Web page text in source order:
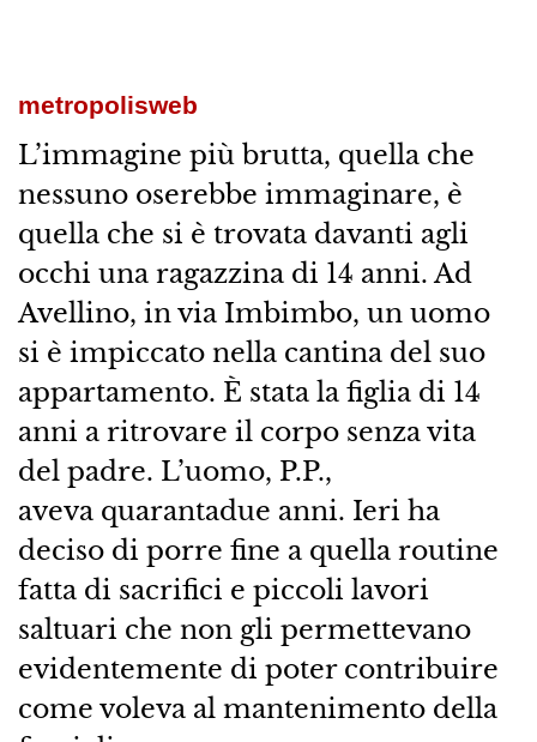
metropolisweb
L’immagine più brutta, quella che
nessuno oserebbe immaginare, è
quella che si è trovata davanti agli
occhi una ragazzina di 14 anni. Ad
Avellino, in via Imbimbo, un uomo
si è impiccato nella cantina del suo
appartamento. È stata la figlia di 14
anni a ritrovare il corpo senza vita
del padre. L’uomo, P.P.,
aveva quarantadue anni. Ieri ha
deciso di porre fine a quella routine
fatta di sacrifici e piccoli lavori
saltuari che non gli permettevano
evidentemente di poter contribuire
come voleva al mantenimento della